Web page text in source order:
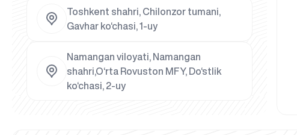
Toshkent shahri, Chilonzor tumani,
Gavhar ko‘chasi, 1-uy
Namangan viloyati, Namangan
shahri,O‘rta Rovuston MFY, Do‘stlik
ko‘chasi, 2-uy